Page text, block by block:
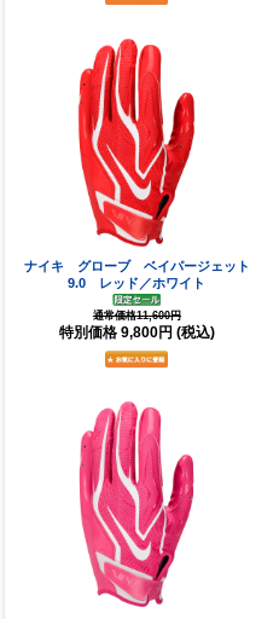
ナイキ グローブ ベイパージェット
9.0 レッド／ホワイト
通常価格11,600円
特別価格 9,800円 (税込)